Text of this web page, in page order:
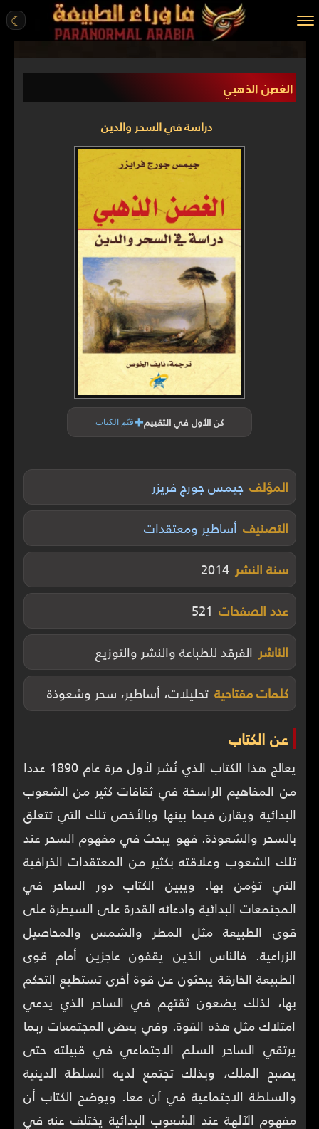
☾
الرئيسية
مقالات
الغصن الذهبي
دراسة في السحر والدين
كن الأول في التقييم+قيّم الكتاب
المؤلف جيمس جورج فريزر
التصنيف أساطير ومعتقدات
سنة النشر 2014
عدد الصفحات 521
الناشر الفرقد للطباعة والنشر والتوزيع
كلمات مفتاحية تحليلات، أساطير، سحر وشعوذة
عن الكتاب
يعالج هذا الكتاب الذي نُشر لأول مرة عام 1890 عددا
من المفاهيم الراسخة في ثقافات كثير من الشعوب
البدائية ويقارن فيما بينها وبالأخص تلك التي تتعلق
بالسحر والشعوذة. فهو يبحث في مفهوم السحر عند
تلك الشعوب وعلاقته بكثير من المعتقدات الخرافية
التي تؤمن بها. ويبين الكتاب دور الساحر في
المجتمعات البدائية وادعائه القدرة على السيطرة على
قوى الطبيعة مثل المطر والشمس والمحاصيل
الزراعية. فالناس الذين يقفون عاجزين أمام قوى
الطبيعة الخارقة يبحثون عن قوة أخرى تستطيع التحكم
بها، لذلك يضعون ثقتهم في الساحر الذي يدعي
امتلاك مثل هذه القوة. وفي بعض المجتمعات ربما
يرتقي الساحر السلم الاجتماعي في قبيلته حتى
يصبح الملك، وبذلك تجتمع لديه السلطة الدينية
والسلطة الاجتماعية في آن معا. ويوضح الكتاب أن
مفهوم الآلهة عند الشعوب البدائية يختلف عنه في